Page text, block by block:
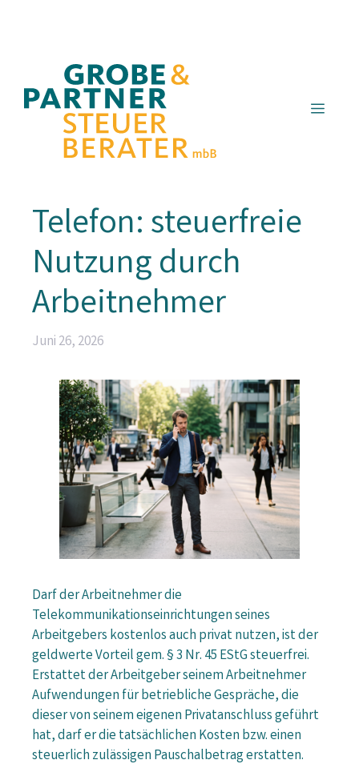
Menü
Telefon: steuerfreie
Nutzung durch
Arbeitnehmer
Juni 26, 2026
Darf der Arbeitnehmer die
Telekommunikationseinrichtungen seines
Arbeitgebers kostenlos auch privat nutzen, ist der
geldwerte Vorteil gem. § 3 Nr. 45 EStG steuerfrei.
Erstattet der Arbeitgeber seinem Arbeitnehmer
Aufwendungen für betriebliche Gespräche, die
dieser von seinem eigenen Privatanschluss geführt
hat, darf er die tatsächlichen Kosten bzw. einen
steuerlich zulässigen Pauschalbetrag erstatten.